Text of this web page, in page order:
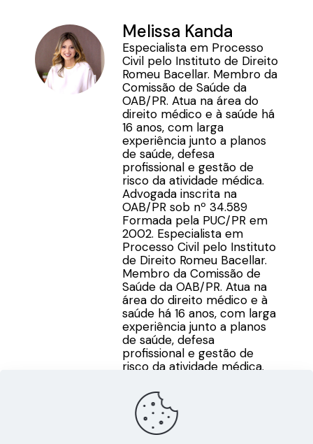
Melissa Kanda
Especialista em Processo
Civil pelo Instituto de Direito
Romeu Bacellar. Membro da
Comissão de Saúde da
OAB/PR. Atua na área do
direito médico e à saúde há
16 anos, com larga
experiência junto a planos
de saúde, defesa
profissional e gestão de
risco da atividade médica.
Advogada inscrita na
OAB/PR sob nº 34.589
Formada pela PUC/PR em
2002. Especialista em
Processo Civil pelo Instituto
de Direito Romeu Bacellar.
Membro da Comissão de
Saúde da OAB/PR. Atua na
área do direito médico e à
saúde há 16 anos, com larga
experiência junto a planos
de saúde, defesa
profissional e gestão de
risco da atividade médica.